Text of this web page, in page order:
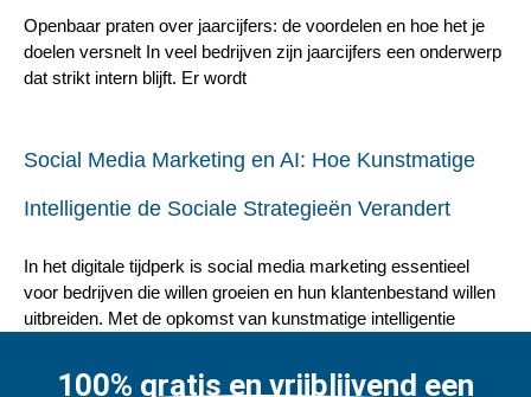
Openbaar praten over jaarcijfers: de voordelen en hoe het je
doelen versnelt In veel bedrijven zijn jaarcijfers een onderwerp
dat strikt intern blijft. Er wordt
Social Media Marketing en AI: Hoe Kunstmatige
Intelligentie de Sociale Strategieën Verandert
In het digitale tijdperk is social media marketing essentieel
voor bedrijven die willen groeien en hun klantenbestand willen
uitbreiden. Met de opkomst van kunstmatige intelligentie
100% gratis en vrijblijvend een